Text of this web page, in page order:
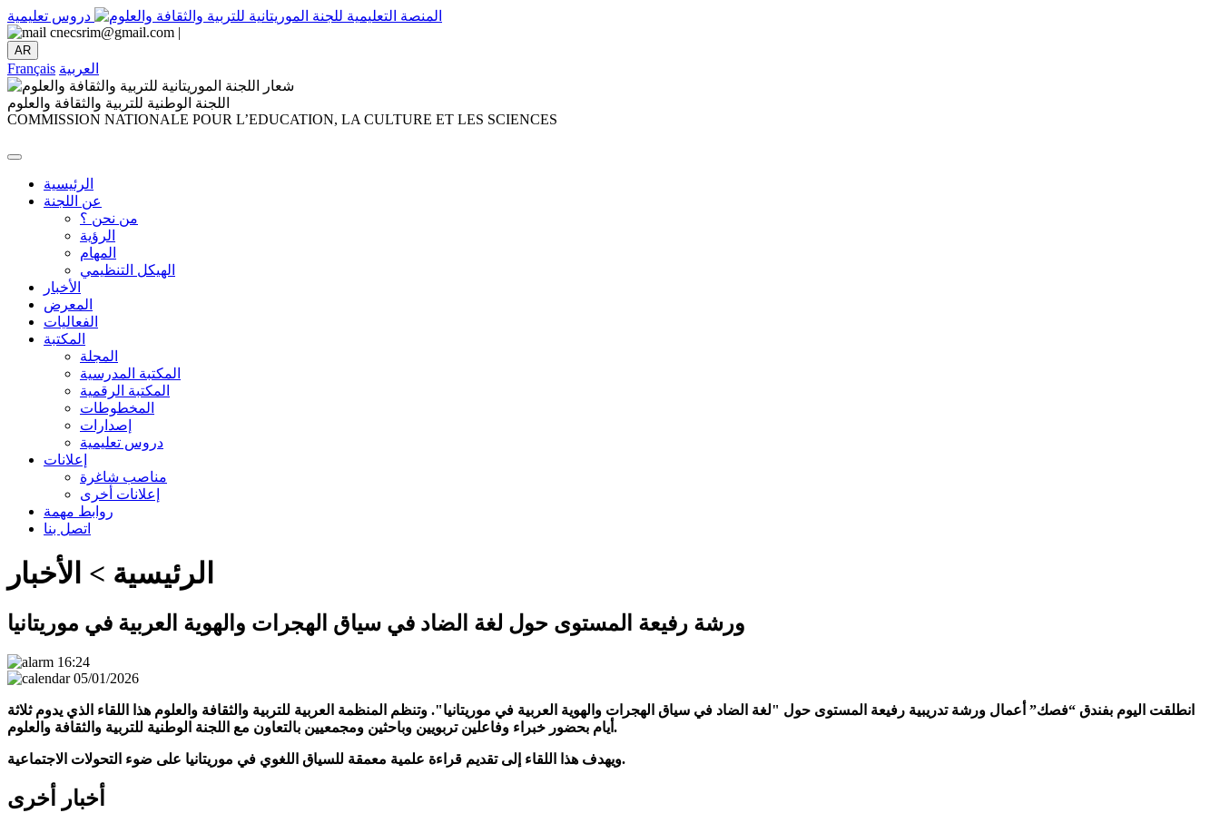
دروس تعليمية
cnecsrim@gmail.com |
AR
Français العربية
اللجنة الوطنية للتربية والثقافة والعلوم
COMMISSION NATIONALE POUR L’EDUCATION, LA CULTURE ET LES SCIENCES
الرئيسية
عن اللجنة
من نحن ؟
الرؤية
المهام
الهيكل التنظيمي
الأخبار
المعرض
الفعاليات
المكتبة
المجلة
المكتبة المدرسية
المكتبة الرقمية
المخطوطات
إصدارات
دروس تعليمية
إعلانات
مناصب شاغرة
إعلانات أخرى
روابط مهمة
اتصل بنا
الرئيسية > الأخبار
ورشة رفيعة المستوى حول لغة الضاد في سياق الهجرات والهوية العربية في موريتانيا
16:24
05/01/2026
انطلقت اليوم بفندق “فصك” أعمال ورشة تدريبية رفيعة المستوى حول "لغة الضاد في سياق الهجرات والهوية العربية في موريتانيا". وتنظم المنظمة العربية للتربية والثقافة والعلوم هذا اللقاء الذي يدوم ثلاثة
أيام بحضور خبراء وفاعلين تربويين وباحثين ومجمعيين بالتعاون مع اللجنة الوطنية للتربية والثقافة والعلوم.
ويهدف هذا اللقاء إلى تقديم قراءة علمية معمقة للسياق اللغوي في موريتانيا على ضوء التحولات الاجتماعية.
أخبار أخرى